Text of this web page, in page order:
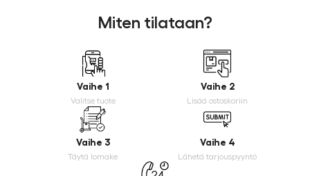
Miten tilataan?
Vaihe 1
Valitse tuote
Vaihe 2
Lisää ostoskoriin
Vaihe 3
Täytä lomake
Vaihe 4
Lähetä tarjouspyyntö